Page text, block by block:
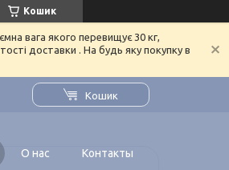
Кошик
вага якого перевищує 30 кг,
доставки . На будь яку покупку в
Кошик
О нас Контакты